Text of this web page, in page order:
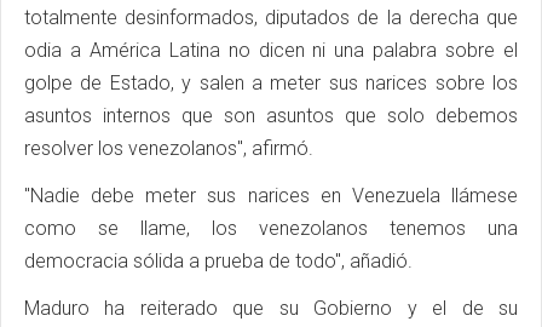
totalmente desinformados, diputados de la derecha que
odia a América Latina no dicen ni una palabra sobre el
golpe de Estado, y salen a meter sus narices sobre los
asuntos internos que son asuntos que solo debemos
resolver los venezolanos", afirmó.
"Nadie debe meter sus narices en Venezuela llámese
como se llame, los venezolanos tenemos una
democracia sólida a prueba de todo", añadió.
Maduro ha reiterado que su Gobierno y el de su